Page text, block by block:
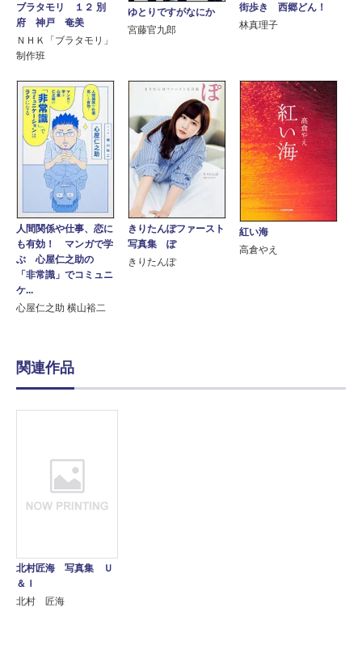
ブラタモリ １２ 別
府 神戸 奄美
ＮＨＫ「ブラタモリ」
制作班
ゆとりですがなにか
宮藤官九郎
街歩き 西郷どん！
林真理子
人間関係や仕事、恋に
も有効！ マンガで学
ぶ 心屋仁之助の
「非常識」でコミュニ
ケ...
心屋仁之助 横山裕二
きりたんぽファースト
写真集 ぽ
きりたんぽ
紅い海
高倉やえ
関連作品
北村匠海 写真集 Ｕ
＆Ｉ
北村 匠海